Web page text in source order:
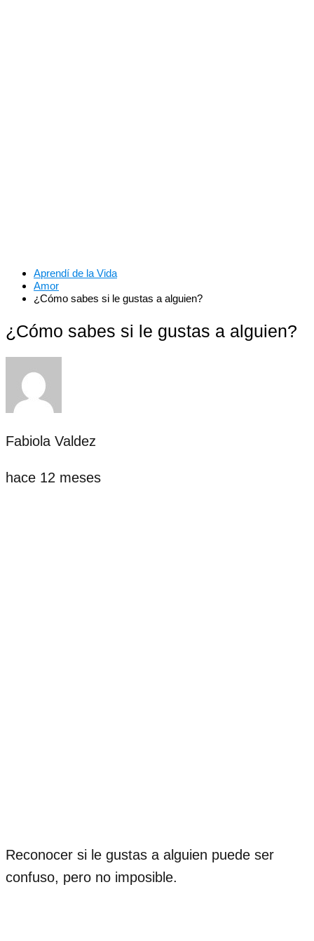
Aprendí de la Vida
Amor
¿Cómo sabes si le gustas a alguien?
¿Cómo sabes si le gustas a alguien?
Fabiola Valdez
hace 12 meses
Reconocer si le gustas a alguien puede ser
confuso, pero no imposible.